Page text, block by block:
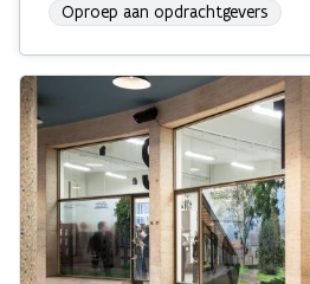
Oproep aan opdrachtgevers